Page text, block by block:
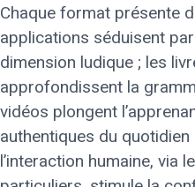
Chaque format présente
applications séduisent
dimension ludique ; les
approfondissent la
vidéos plongent
authentiques du
l’interaction humaine, via